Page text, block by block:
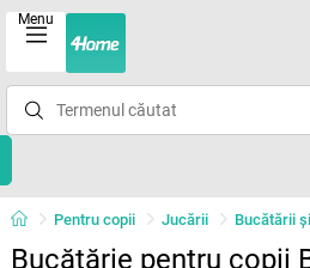
Menu
Pentru copii Jucării Bucătării
Bucătărie pentru copii